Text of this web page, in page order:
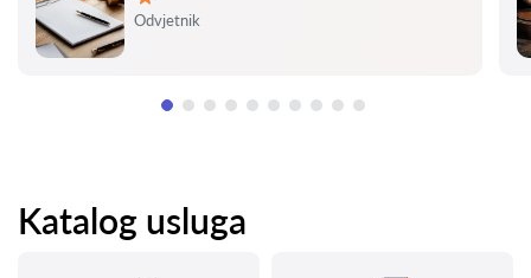
Ocjena:
Odvjetnik
Katalog usluga